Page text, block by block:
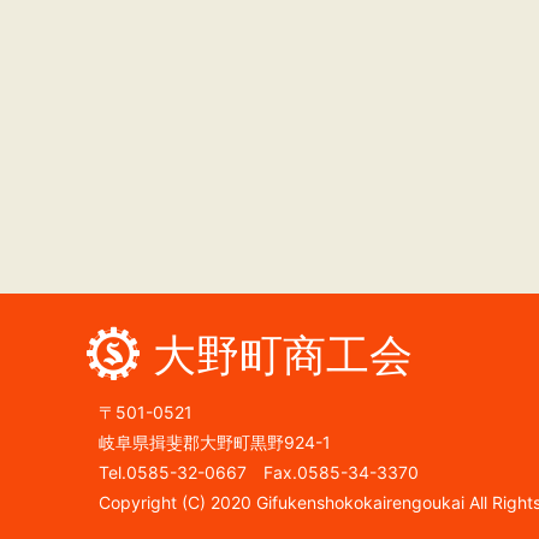
大野町商工会
〒501-0521
岐阜県揖斐郡大野町黒野924-1
Tel.0585-32-0667 Fax.0585-34-3370
Copyright (C) 2020 Gifukenshokokairengoukai All